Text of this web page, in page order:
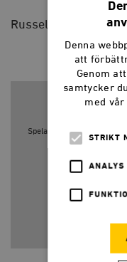
Russell Kirk
Spelaren kräver
att visa spelaren
Denna
att
Genom
samtycker
med vår
STRIKT
ANALYS